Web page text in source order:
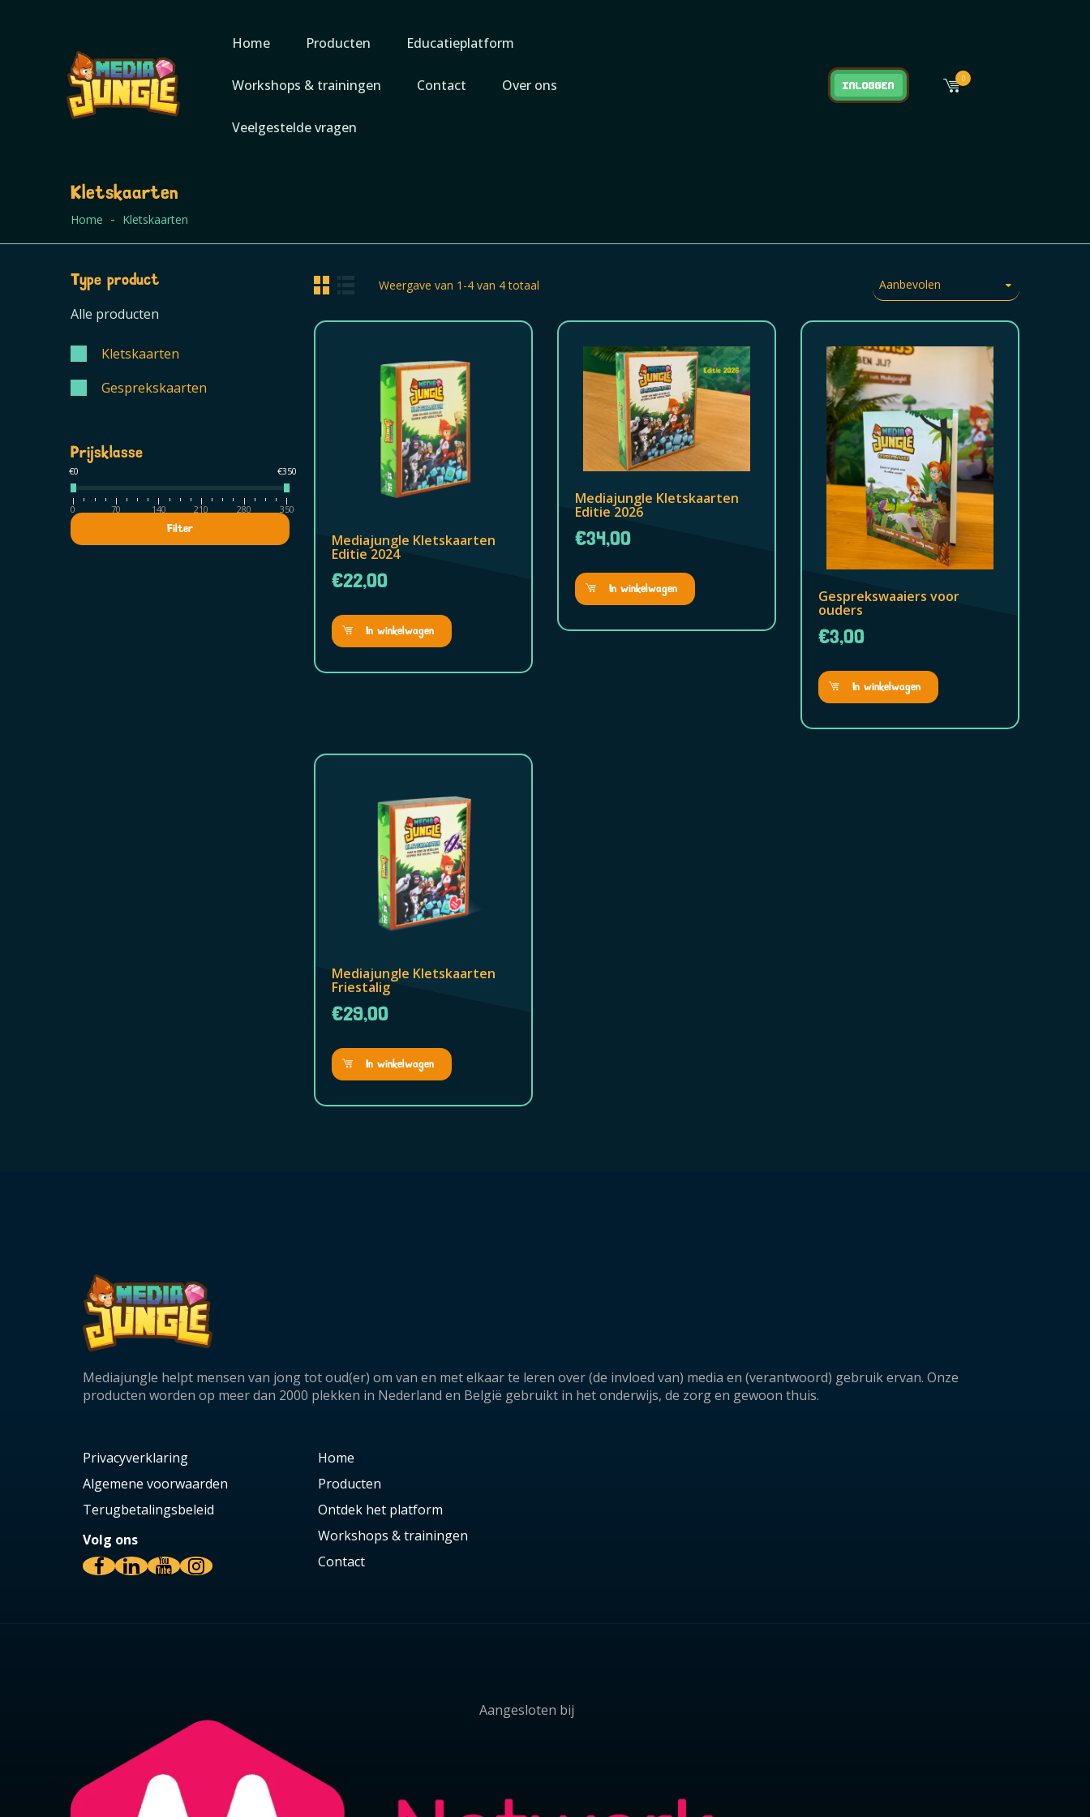
Home Producten Educatieplatform
Workshops & trainingen Contact Over ons
Veelgestelde vragen
Inloggen
0
Kletskaarten
Home Kletskaarten
Type product
Alle producten
Kletskaarten
Gesprekskaarten
Prijsklasse
€0 €350
0 70 140 210 280 350
Filter
Weergave van 1-4 van 4 totaal
Mediajungle Kletskaarten
Editie 2024
€22,00
In winkelwagen
Mediajungle Kletskaarten
Editie 2026
€34,00
In winkelwagen Gesprekswaaiers voor
ouders
€3,00
In winkelwagen
Mediajungle Kletskaarten
Friestalig
€29,00
In winkelwagen
Mediajungle helpt mensen van jong tot oud(er) om van en met elkaar te leren over (de invloed van) media en (verantwoord) gebruik ervan. Onze
producten worden op meer dan 2000 plekken in Nederland en België gebruikt in het onderwijs, de zorg en gewoon thuis.
Home
Producten
Ontdek het platform
Workshops & trainingen
Contact
Privacyverklaring
Algemene voorwaarden
Terugbetalingsbeleid
Volg ons
Aangesloten bij